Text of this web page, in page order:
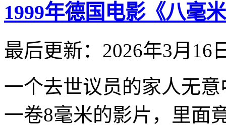
1999年德国电影《八毫
最后更新：2026年3月16
一个去世议员的家人无
一卷8毫米的影片，里面